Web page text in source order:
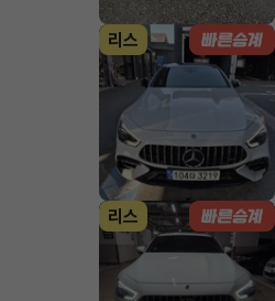
리스
리스